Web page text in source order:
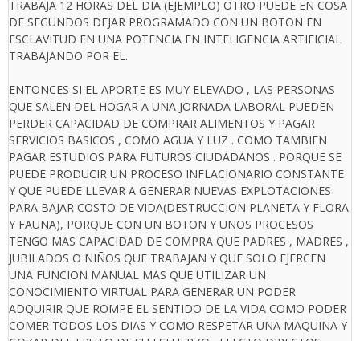
TRABAJA 12 HORAS DEL DIA (EJEMPLO) OTRO PUEDE EN COSA
DE SEGUNDOS DEJAR PROGRAMADO CON UN BOTON EN
ESCLAVITUD EN UNA POTENCIA EN INTELIGENCIA ARTIFICIAL
TRABAJANDO POR EL.
ENTONCES SI EL APORTE ES MUY ELEVADO , LAS PERSONAS
QUE SALEN DEL HOGAR A UNA JORNADA LABORAL PUEDEN
PERDER CAPACIDAD DE COMPRAR ALIMENTOS Y PAGAR
SERVICIOS BASICOS , COMO AGUA Y LUZ . COMO TAMBIEN
PAGAR ESTUDIOS PARA FUTUROS CIUDADANOS . PORQUE SE
PUEDE PRODUCIR UN PROCESO INFLACIONARIO CONSTANTE
Y QUE PUEDE LLEVAR A GENERAR NUEVAS EXPLOTACIONES
PARA BAJAR COSTO DE VIDA(DESTRUCCION PLANETA Y FLORA
Y FAUNA), PORQUE CON UN BOTON Y UNOS PROCESOS
TENGO MAS CAPACIDAD DE COMPRA QUE PADRES , MADRES ,
JUBILADOS O NIÑOS QUE TRABAJAN Y QUE SOLO EJERCEN
UNA FUNCION MANUAL MAS QUE UTILIZAR UN
CONOCIMIENTO VIRTUAL PARA GENERAR UN PODER
ADQUIRIR QUE ROMPE EL SENTIDO DE LA VIDA COMO PODER
COMER TODOS LOS DIAS Y COMO RESPETAR UNA MAQUINA Y